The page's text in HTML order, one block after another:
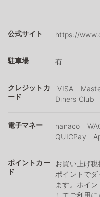
公式サイト https://
駐車場 有
クレジットカ
ード
VISA
Diners Club
電子マネー
nanaco
QUICPay
ポイントカー
ド
お買い上げ
ポイントでダ
ます。ポイ
してご利用に